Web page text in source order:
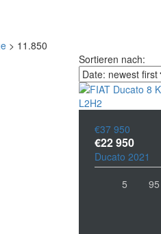
> 11.850
Sortieren nach:
€37 950
€22 950
Ducato 2021
5
95